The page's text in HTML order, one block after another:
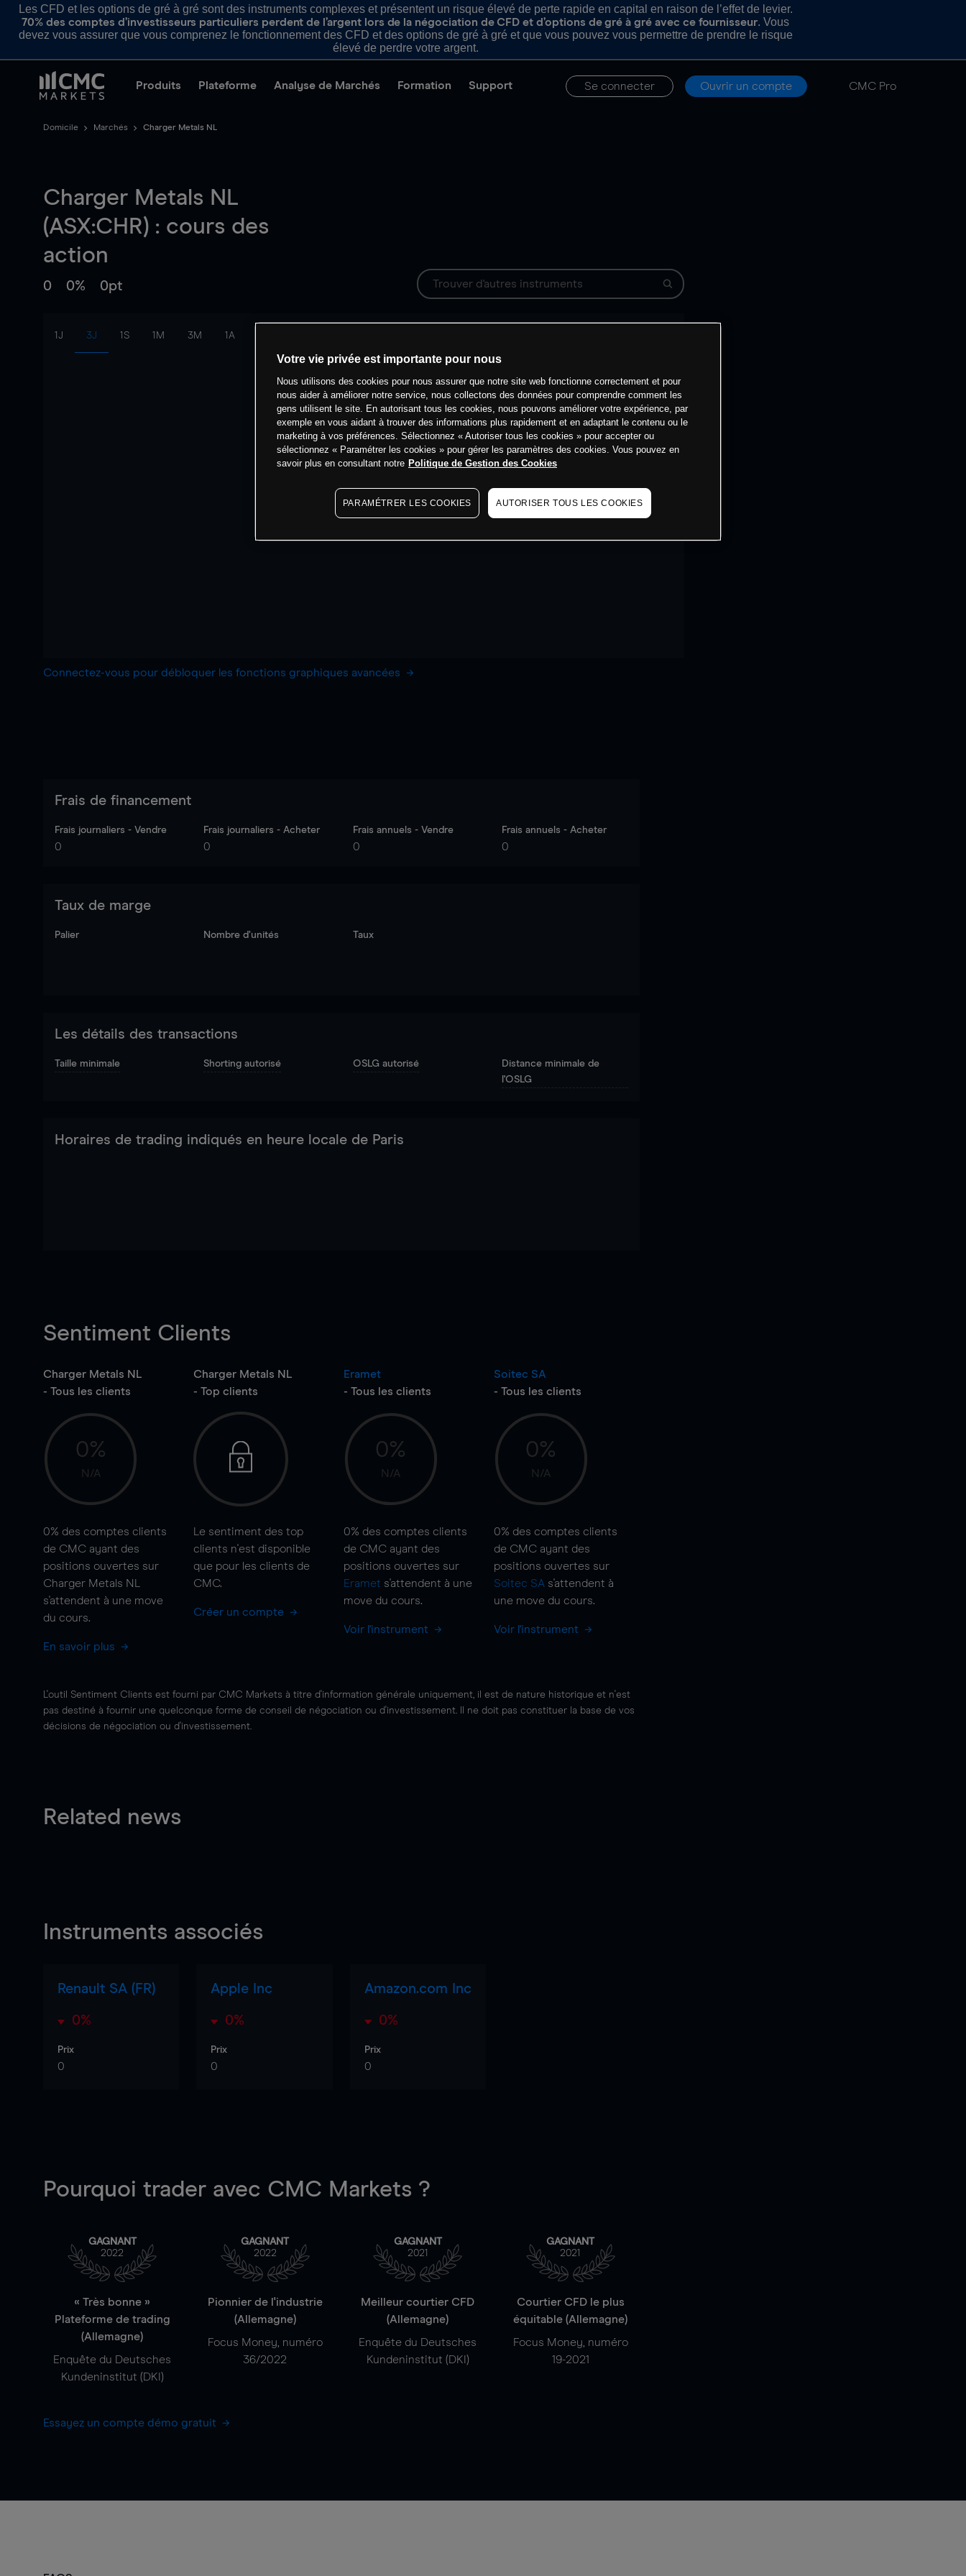
Les CFD et les options de gré à gré sont des instruments complexes et présentent un risque élevé de perte rapide en capital en raison de l’effet de levier.
70% des comptes d’investisseurs particuliers perdent de l’argent lors de la négociation de CFD et d’options de gré à gré avec ce fournisseur. Vous
devez vous assurer que vous comprenez le fonctionnement des CFD et des options de gré à gré et que vous pouvez vous permettre de prendre le risque
élevé de perdre votre argent.
Produits Plateforme Analyse de Marchés Formation Support Se connecter Ouvrir un compte CMC Pro
Domicile Marchés Charger Metals NL
Charger Metals NL
(ASX:CHR) : cours des
action
0 0% 0pt
1J 3J 1S 1M 3M 1A
Connectez-vous pour débloquer les fonctions graphiques avancées
Frais de financement
Frais journaliers - Vendre
0
Frais journaliers - Acheter
0
Frais annuels - Vendre
0
Frais annuels - Acheter
0
Taux de marge
Palier Nombre d’unités Taux
Les détails des transactions
Taille minimale Shorting autorisé OSLG autorisé
Distance minimale de
l'OSLG
Horaires de trading indiqués en heure locale de Paris
Sentiment Clients
Charger Metals NL
- Tous les clients
0%
N/A
0% des comptes clients
de CMC ayant des
positions ouvertes sur
Charger Metals NL
s'attendent à une move
du cours.
En savoir plus
Charger Metals NL
- Top clients
Le sentiment des top
clients n'est disponible
que pour les clients de
CMC.
Créer un compte
Eramet
- Tous les clients
0%
N/A
0% des comptes clients
de CMC ayant des
positions ouvertes sur
Eramet s'attendent à une
move du cours.
Voir l'instrument
Soitec SA
- Tous les clients
0%
N/A
0% des comptes clients
de CMC ayant des
positions ouvertes sur
Soitec SA s'attendent à
une move du cours.
Voir l'instrument
L'outil Sentiment Clients est fourni par CMC Markets à titre d'information générale uniquement, il est de nature historique et n'est
pas destiné à fournir une quelconque forme de conseil de négociation ou d'investissement. Il ne doit pas constituer la base de vos
décisions de négociation ou d'investissement.
Related news
Instruments associés
Renault SA (FR)
0%
Prix
0
Apple Inc
0%
Prix
0
Amazon.com Inc
0%
Prix
0
Pourquoi trader avec CMC Markets ?
GAGNANT
2022
« Très bonne »
Plateforme de trading
(Allemagne)
Enquête du Deutsches
Kundeninstitut (DKI)
GAGNANT
2022
Pionnier de l'industrie
(Allemagne)
Focus Money, numéro
36/2022
GAGNANT
2021
Meilleur courtier CFD
(Allemagne)
Enquête du Deutsches
Kundeninstitut (DKI)
GAGNANT
2021
Courtier CFD le plus
équitable (Allemagne)
Focus Money, numéro
19-2021
Essayez un compte démo gratuit
Votre vie privée est importante pour nous
Nous utilisons des cookies pour nous assurer que notre site web fonctionne correctement et pour
nous aider à améliorer notre service, nous collectons des données pour comprendre comment les
gens utilisent le site. En autorisant tous les cookies, nous pouvons améliorer votre expérience, par
exemple en vous aidant à trouver des informations plus rapidement et en adaptant le contenu ou le
marketing à vos préférences. Sélectionnez « Autoriser tous les cookies » pour accepter ou
sélectionnez « Paramétrer les cookies » pour gérer les paramètres des cookies. Vous pouvez en
savoir plus en consultant notre Politique de Gestion des Cookies
PARAMÉTRER LES COOKIES AUTORISER TOUS LES COOKIES